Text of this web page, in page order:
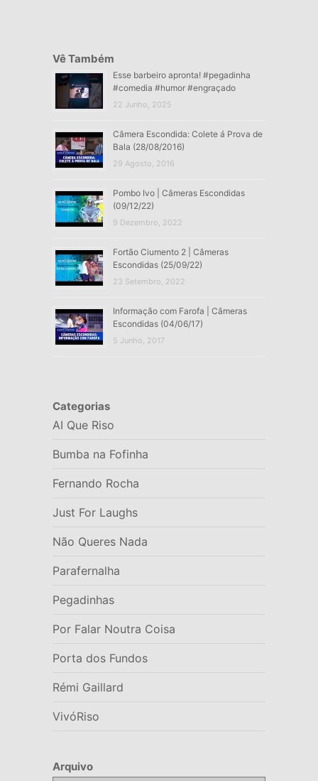
Vê Também
Esse barbeiro apronta! #pegadinha
#comedia #humor #engraçado
22 Junho, 2025
Câmera Escondida: Colete á Prova de
Bala (28/08/2016)
29 Agosto, 2016
Pombo Ivo | Câmeras Escondidas
(09/12/22)
9 Dezembro, 2022
Fortão Ciumento 2 | Câmeras
Escondidas (25/09/22)
23 Setembro, 2022
Informação com Farofa | Câmeras
Escondidas (04/06/17)
5 Junho, 2017
Categorias
AI Que Riso
Bumba na Fofinha
Fernando Rocha
Just For Laughs
Não Queres Nada
Parafernalha
Pegadinhas
Por Falar Noutra Coisa
Porta dos Fundos
Rémi Gaillard
VivóRiso
Arquivo